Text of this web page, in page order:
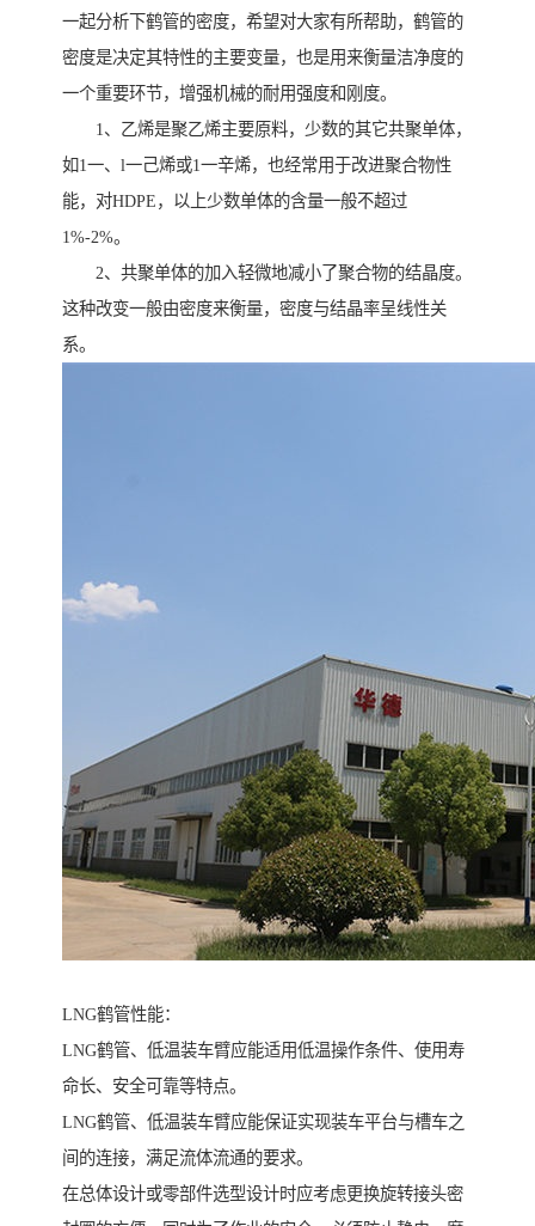
一起分析下鹤管的密度，希望对大家有所帮助，鹤管的
密度是决定其特性的主要变量，也是用来衡量洁净度的
一个重要环节，增强机械的耐用强度和刚度。
1、乙烯是聚乙烯主要原料，少数的其它共聚单体，
如1一、l一己烯或1一辛烯，也经常用于改进聚合物性
能，对HDPE，以上少数单体的含量一般不超过
1%-2%。
2、共聚单体的加入轻微地减小了聚合物的结晶度。
这种改变一般由密度来衡量，密度与结晶率呈线性关
系。
LNG鹤管性能：
LNG鹤管、低温装车臂应能适用低温操作条件、使用寿
命长、安全可靠等特点。
LNG鹤管、低温装车臂应能保证实现装车平台与槽车之
间的连接，满足流体流通的要求。
在总体设计或零部件选型设计时应考虑更换旋转接头密